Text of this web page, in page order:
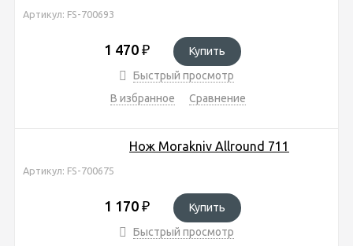
Артикул: FS-700693
1 470 ₽
Купить
Быстрый просмотр
В избранное
Сравнение
Нож Morakniv Allround 711
Артикул: FS-700675
1 170 ₽
Купить
Быстрый просмотр